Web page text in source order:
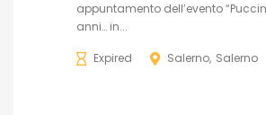
appuntamento dell’evento
anni… in...
Expired Salerno Salerno